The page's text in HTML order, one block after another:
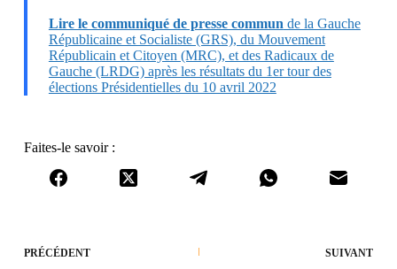
Lire le communiqué de presse commun de la Gauche
Républicaine et Socialiste (GRS), du Mouvement
Républicain et Citoyen (MRC), et des Radicaux de
Gauche (LRDG) après les résultats du 1er tour des
élections Présidentielles du 10 avril 2022
Faites-le savoir :
PRÉCÉDENT SUIVANT